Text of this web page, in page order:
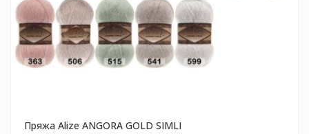
Пряжа Alize ANGORA GOLD SIMLI